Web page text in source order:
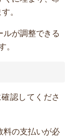
。
ルが調整できる
。
認してくださ
料の支払いが必